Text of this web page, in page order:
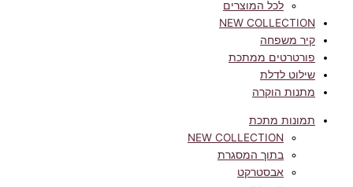
לכל המוצרים
NEW COLLECTION
קיר משפחה
פורטרטים ממתכת
שילוט לדלת
מתנות הוקרה
תמונות מתכת
NEW COLLECTION
בתוך המסגרת
אבסטרקט